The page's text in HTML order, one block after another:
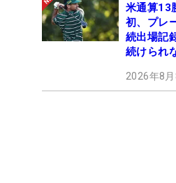
米通算13
初、プレ
続出場記
続けられ
2026年8